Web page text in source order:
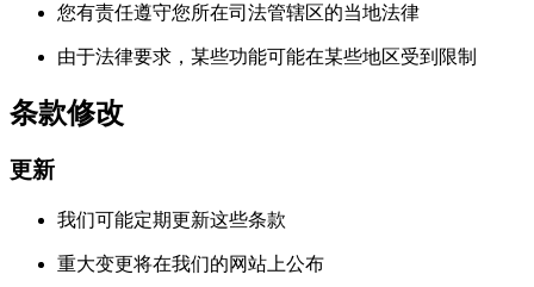
您有责任遵守您所在司法管辖区的当地法律
由于法律要求，某些功能可能在某些地区受到限制
条款修改
更新
我们可能定期更新这些条款
重大变更将在我们的网站上公布